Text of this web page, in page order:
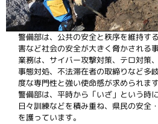
警備部は、公共の安全と秩序を維持す
害など社会の安全が大きく脅かされる
業務は、サイバー攻撃対策、テロ対策
事態対処、不法滞在者の取締りなど多
度な専門性と強い使命感が求められます
警備部は、平時から「いざ」という時
日々訓練などを積み重ね、県民の安全
を護っています。